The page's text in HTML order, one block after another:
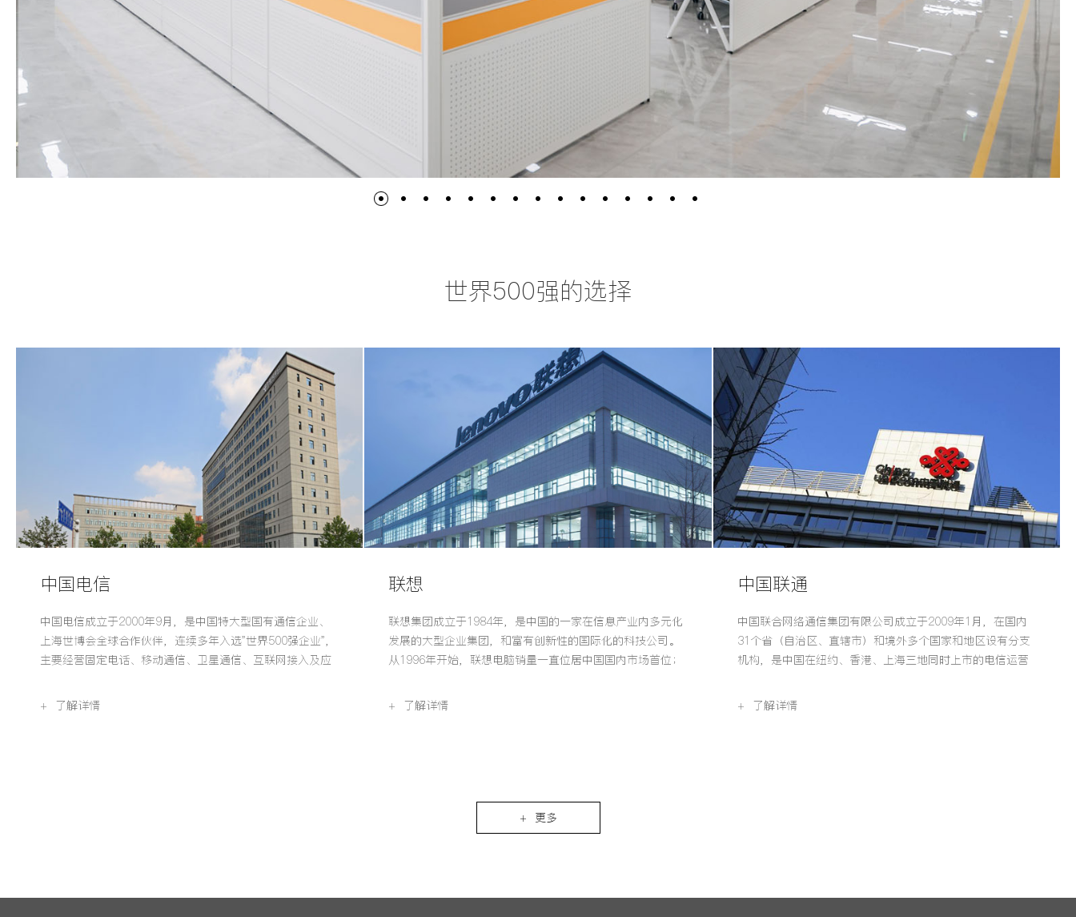
世界500强的选择
中国电信
中国电信成立于2000年9月，是中国特大型国有通信企业、
上海世博会全球合作伙伴，连续多年入选"世界500强企业"，
主要经营固定电话、移动通信、卫星通信、互联网接入及应
数40余万人。
+ 了解详情
联想
联想集团成立于1984年，是中国的一家在信息产业内多元化
发展的大型企业集团，和富有创新性的国际化的科技公司。
从1996年开始，联想电脑销量一直位居中国国内市场首位；
可靠的、安全易用的技术产品及优质专业的服务，帮助全球
+ 了解详情
中国联通
中国联合网络通信集团有限公司成立于2009年1月，在国内
31个省（自治区、直辖市）和境外多个国家和地区设有分支
机构，是中国在纽约、香港、上海三地同时上市的电信运营
+ 了解详情
+ 更多